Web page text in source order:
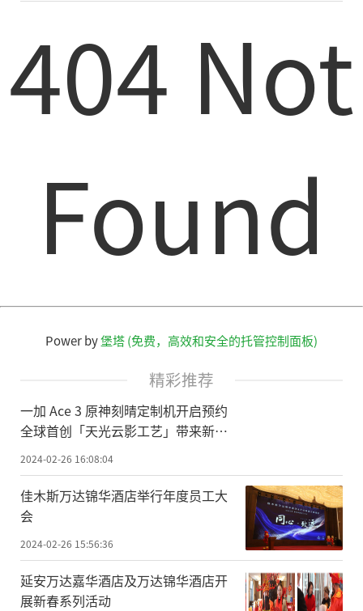
404 Not
Found
Power by堡塔 (免费，高效和安全的托管控制面板)
精彩推荐
一加 Ace 3 原神刻晴定制机开启预约
全球首创「天光云影工艺」带来新惊
喜
2024-02-26 16:08:04
佳木斯万达锦华酒店举行年度员工大
会
2024-02-26 15:56:36
延安万达嘉华酒店及万达锦华酒店开
展新春系列活动